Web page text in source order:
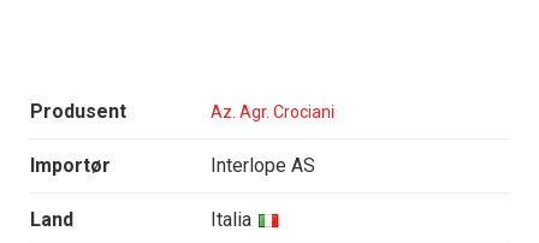
Produsent Az. Agr. Crociani
Importør Interlope AS
Land Italia